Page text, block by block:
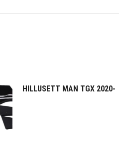
HILLUSETT MAN TGX 2020-